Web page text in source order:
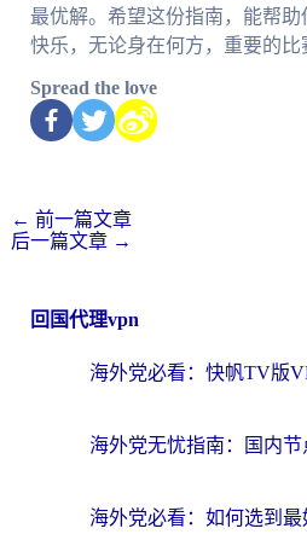
最优解。希望这份指南，能帮
快乐，无论身在何方，重要的比
Spread the love
← 前一篇文章
后一篇文章 →
回国代理vpn